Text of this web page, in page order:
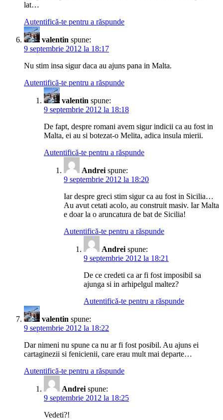
lat…
Autentifică-te pentru a răspunde
valentin spune:
9 septembrie 2012 la 18:17
Nu stim insa sigur daca au ajuns pana in Malta.
Autentifică-te pentru a răspunde
valentin spune:
9 septembrie 2012 la 18:18
De fapt, despre romani avem sigur indicii ca au fost in
Malta, ei au si botezat-o Melita, adica insula mierii.
Autentifică-te pentru a răspunde
Andrei spune:
9 septembrie 2012 la 18:20
Iar despre greci stim sigur ca au fost in Sicilia…
Au avut cetati acolo, au construit masiv. Iar Malta
e doar la o aruncatura de bat de Sicilia!
Autentifică-te pentru a răspunde
Andrei spune:
9 septembrie 2012 la 18:21
De ce credeti ca ar fi fost imposibil sa
ajunga si in arhipelgul maltez?
Autentifică-te pentru a răspunde
valentin spune:
9 septembrie 2012 la 18:22
Dar nimeni nu spune ca nu ar fi fost posibil. Au ajuns ei
cartaginezii si fenicienii, care erau mult mai departe…
Autentifică-te pentru a răspunde
Andrei spune:
9 septembrie 2012 la 18:25
Vedeti?!